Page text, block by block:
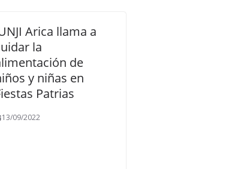
Arica llama a
la
de
y niñas en
Patrias
13/09/2022